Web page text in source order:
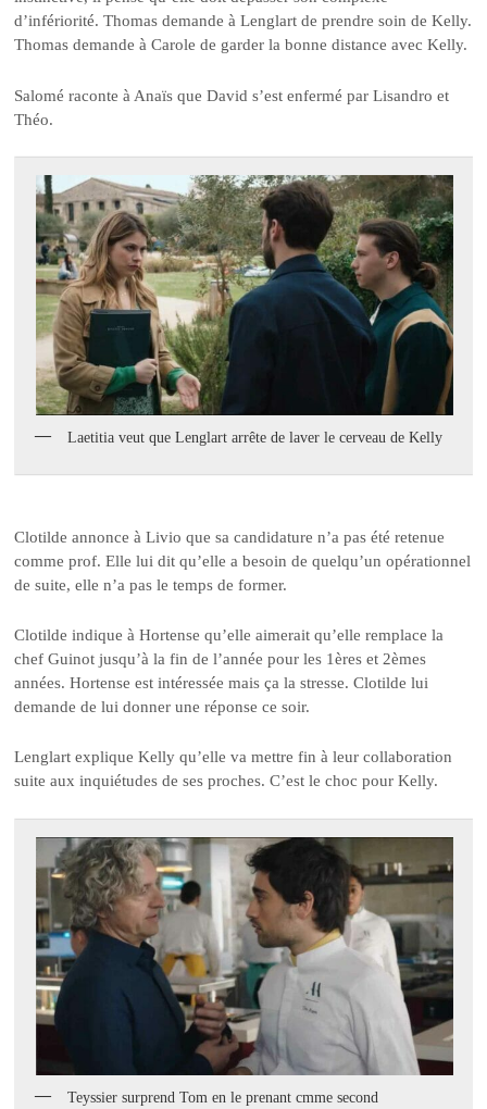
d’infériorité. Thomas demande à Lenglart de prendre soin de Kelly.
Thomas demande à Carole de garder la bonne distance avec Kelly.
Salomé raconte à Anaïs que David s’est enfermé par Lisandro et
Théo.
Laetitia veut que Lenglart arrête de laver le cerveau de Kelly
Clotilde annonce à Livio que sa candidature n’a pas été retenue
comme prof. Elle lui dit qu’elle a besoin de quelqu’un opérationnel
de suite, elle n’a pas le temps de former.
Clotilde indique à Hortense qu’elle aimerait qu’elle remplace la
chef Guinot jusqu’à la fin de l’année pour les 1ères et 2èmes
années. Hortense est intéressée mais ça la stresse. Clotilde lui
demande de lui donner une réponse ce soir.
Lenglart explique Kelly qu’elle va mettre fin à leur collaboration
suite aux inquiétudes de ses proches. C’est le choc pour Kelly.
Teyssier surprend Tom en le prenant cmme second